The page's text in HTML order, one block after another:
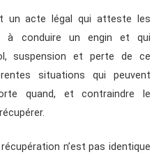
un acte légal qui atteste les
à conduire un engin et qui
suspension et perte de ce
situations qui peuvent
quand, et contraindre le
n’est pas identique